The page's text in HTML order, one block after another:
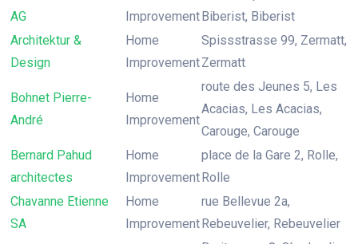
AG
ImprovementBiberist, Biberist
Architektur &
Design
Home
Improvement
Spissstrasse 99, Zermatt,
Zermatt
Bohnet Pierre-
André
Home
Improvement
route des Jeunes 5, Les
Acacias, Les Acacias,
Carouge, Carouge
Bernard Pahud
architectes
Home
Improvement
place de la Gare 2, Rolle,
Rolle
Chavanne Etienne
SA
Home
Improvement
rue Bellevue 2a,
Rebeuvelier, Rebeuvelier